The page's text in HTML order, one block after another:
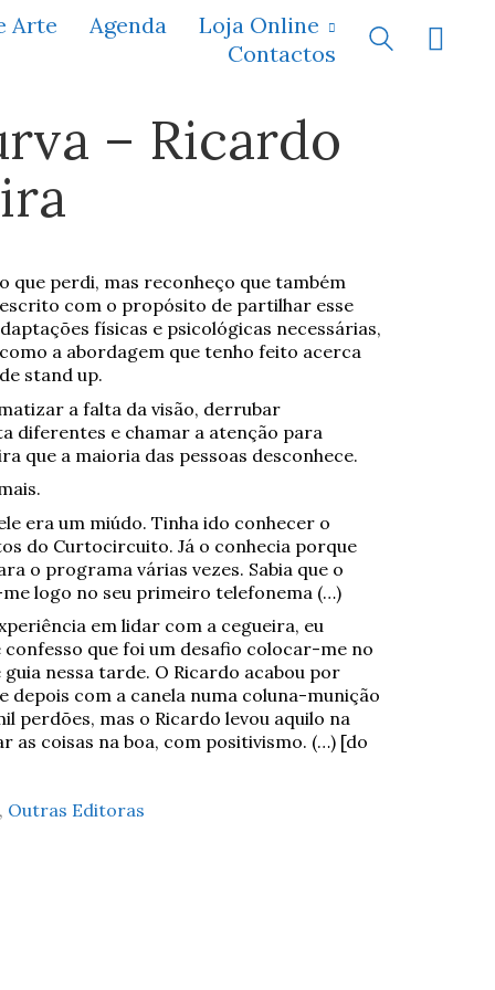
Arte Agenda
Loja Online
Contactos
– Ricardo
que perdi, mas reconheço que também
com o propósito de partilhar esse
físicas e psicológicas necessárias,
a abordagem que tenho feito acerca
stand up.
a falta da visão, derrubar
diferentes e chamar a atenção para
que a maioria das pessoas desconhece.
era um miúdo. Tinha ido conhecer o
do Curtocircuito. Já o conhecia porque
o programa várias vezes. Sabia que o
logo no seu primeiro telefonema (…)
em lidar com a cegueira, eu
que foi um desafio colocar-me no
nessa tarde. O Ricardo acabou por
depois com a canela numa coluna-munição
perdões, mas o Ricardo levou aquilo na
as coisas na boa, com positivismo. (…) [do
Outras Editoras